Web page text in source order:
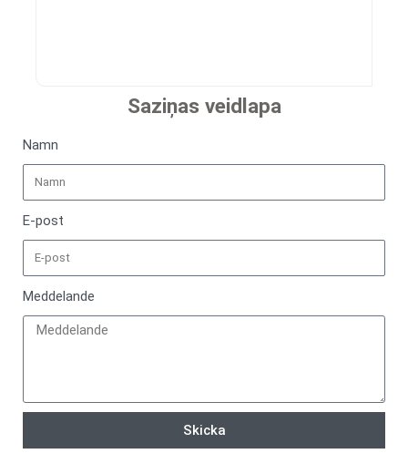
Saziņas veidlapa
Namn
E-post
Meddelande
Skicka